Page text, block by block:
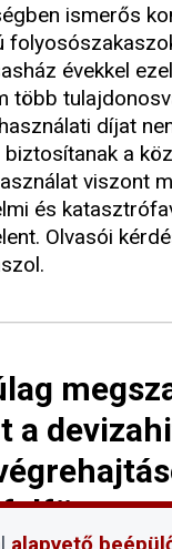
ismerős
évekkel
több
díjat
a
viszont
és
Olvasói
a